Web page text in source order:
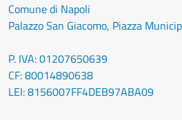
Comune di Napoli
Palazzo San Giacomo, Piazza
P. IVA: 01207650639
CF: 80014890638
LEI: 8156007FF4DEB97ABA09